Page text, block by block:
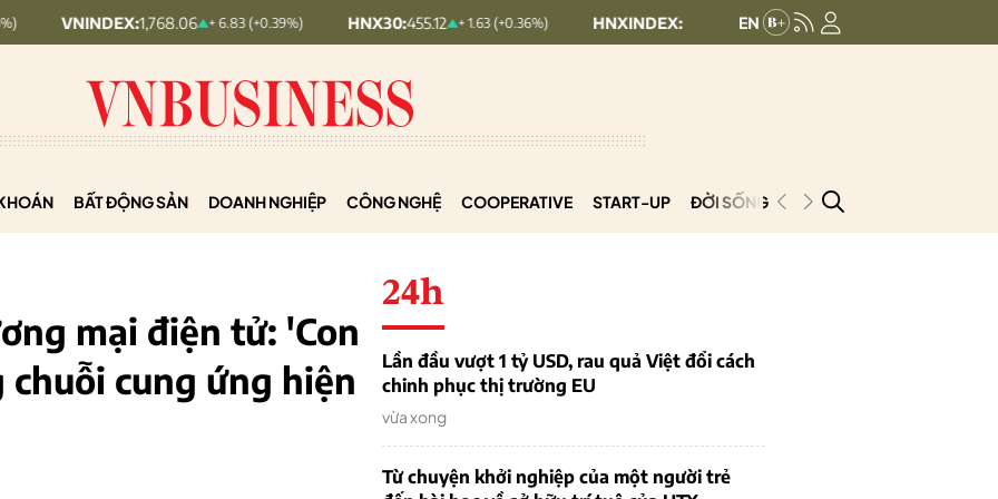
1,768.06 + 6.83 (+0.39%) HNX30: 455.12 + 1.63 (+0.36%) HNXINDEX:293.44 + 0.25 (+0.09%) UPCOMINDEX:
BẤT ĐỘNG SẢN DOANH NGHIỆP CÔNG NGHỆ COOPERATIVE START-UP ĐỜI SỐNG PODCAST
mại điện tử: 'Con
cung ứng hiện
24h
Lần đầu vượt 1 tỷ USD, rau quả Việt đổi cách
chinh phục thị trường EU
vừa xong
Từ chuyện khởi nghiệp của một người trẻ